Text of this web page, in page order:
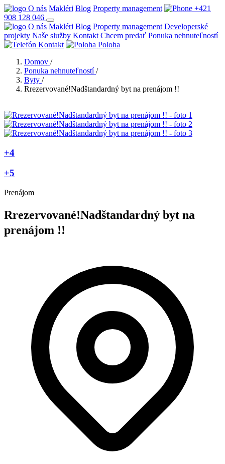
O nás Makléri Blog Property management
+421
908 128 046
O nás Makléri Blog Property management Developerské
projekty Naše služby Kontakt Chcem predať Ponuka nehnuteľností
Kontakt
Poloha
Domov /
Ponuka nehnuteľností /
Byty /
Rrezervované!Nadštandardný byt na prenájom !!
+4
+5
Prenájom
Rrezervované!Nadštandardný byt na
prenájom !!